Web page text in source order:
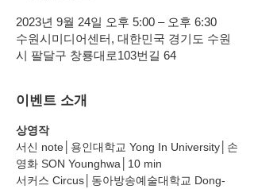
2023년 9월 24일 오후 5:00 – 오후 6:30
수원시미디어센터, 대한민국 경기도 수원
시 팔달구 창룡대로103번길 64
이벤트 소개
상영작
서신 note│용인대학교 Yong In University│손
영화 SON Younghwa│10 min
서커스 Circus│동아방송예술대학교 Dong-